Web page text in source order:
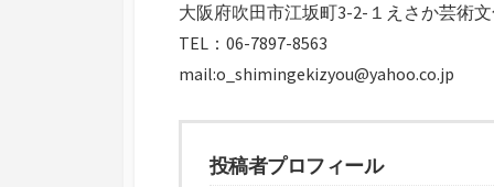
大阪府吹田市江坂町3-2-１えさか芸術
TEL：06-7897-8563
mail:o_shimingekizyou@yahoo.co.jp
投稿者プロフィール